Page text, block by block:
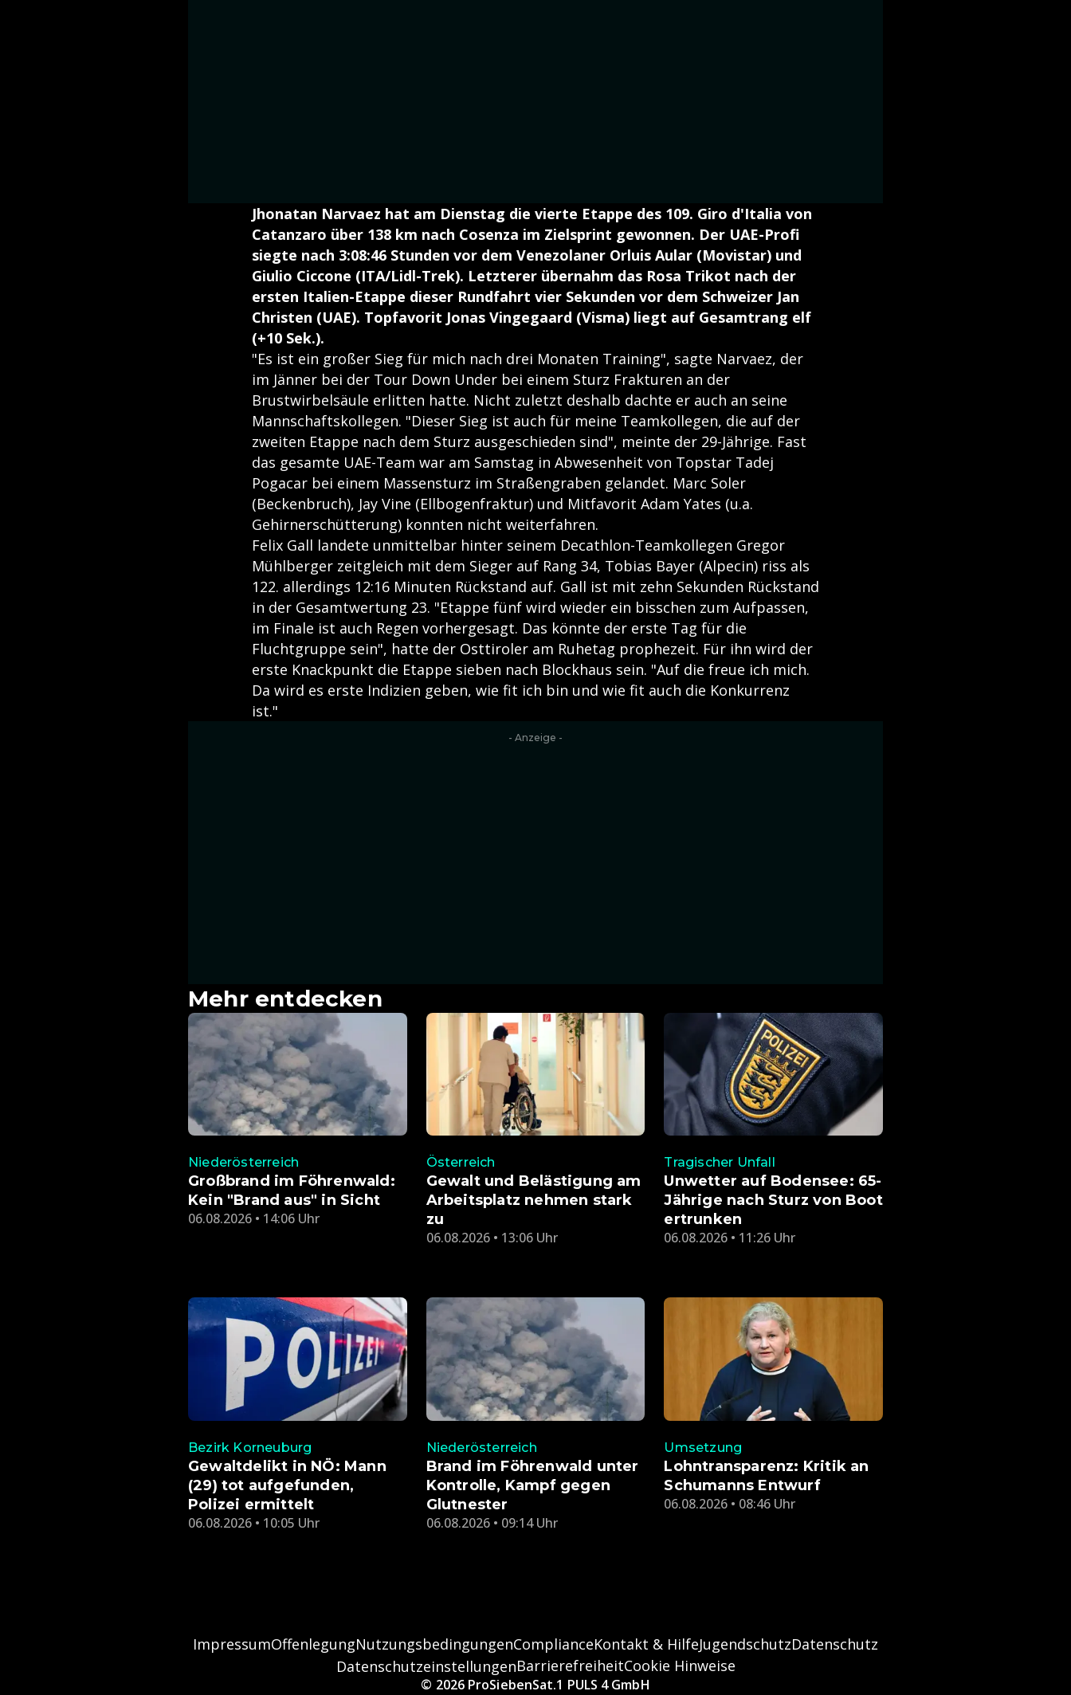
Jhonatan Narvaez hat am Dienstag die vierte Etappe des 109. Giro d'Italia von
Catanzaro über 138 km nach Cosenza im Zielsprint gewonnen. Der UAE-Profi
siegte nach 3:08:46 Stunden vor dem Venezolaner Orluis Aular (Movistar) und
Giulio Ciccone (ITA/Lidl-Trek). Letzterer übernahm das Rosa Trikot nach der
ersten Italien-Etappe dieser Rundfahrt vier Sekunden vor dem Schweizer Jan
Christen (UAE). Topfavorit Jonas Vingegaard (Visma) liegt auf Gesamtrang elf
(+10 Sek.).
"Es ist ein großer Sieg für mich nach drei Monaten Training", sagte Narvaez, der
im Jänner bei der Tour Down Under bei einem Sturz Frakturen an der
Brustwirbelsäule erlitten hatte. Nicht zuletzt deshalb dachte er auch an seine
Mannschaftskollegen. "Dieser Sieg ist auch für meine Teamkollegen, die auf der
zweiten Etappe nach dem Sturz ausgeschieden sind", meinte der 29-Jährige. Fast
das gesamte UAE-Team war am Samstag in Abwesenheit von Topstar Tadej
Pogacar bei einem Massensturz im Straßengraben gelandet. Marc Soler
(Beckenbruch), Jay Vine (Ellbogenfraktur) und Mitfavorit Adam Yates (u.a.
Gehirnerschütterung) konnten nicht weiterfahren.
Felix Gall landete unmittelbar hinter seinem Decathlon-Teamkollegen Gregor
Mühlberger zeitgleich mit dem Sieger auf Rang 34, Tobias Bayer (Alpecin) riss als
122. allerdings 12:16 Minuten Rückstand auf. Gall ist mit zehn Sekunden Rückstand
in der Gesamtwertung 23. "Etappe fünf wird wieder ein bisschen zum Aufpassen,
im Finale ist auch Regen vorhergesagt. Das könnte der erste Tag für die
Fluchtgruppe sein", hatte der Osttiroler am Ruhetag prophezeit. Für ihn wird der
erste Knackpunkt die Etappe sieben nach Blockhaus sein. "Auf die freue ich mich.
Da wird es erste Indizien geben, wie fit ich bin und wie fit auch die Konkurrenz
ist."
- Anzeige -
Mehr entdecken
Niederösterreich
Großbrand im Föhrenwald:
Kein "Brand aus" in Sicht
06.08.2026 • 14:06 Uhr
Österreich
Gewalt und Belästigung am
Arbeitsplatz nehmen stark
zu
06.08.2026 • 13:06 Uhr
Tragischer Unfall
Unwetter auf Bodensee: 65-
Jährige nach Sturz von Boot
ertrunken
06.08.2026 • 11:26 Uhr
Bezirk Korneuburg
Gewaltdelikt in NÖ: Mann
(29) tot aufgefunden,
Polizei ermittelt
06.08.2026 • 10:05 Uhr
Niederösterreich
Brand im Föhrenwald unter
Kontrolle, Kampf gegen
Glutnester
06.08.2026 • 09:14 Uhr
Umsetzung
Lohntransparenz: Kritik an
Schumanns Entwurf
06.08.2026 • 08:46 Uhr
ImpressumOffenlegungNutzungsbedingungenComplianceKontakt & HilfeJugendschutzDatenschutz
DatenschutzeinstellungenBarrierefreiheitCookie Hinweise
© 2026 ProSiebenSat.1 PULS 4 GmbH